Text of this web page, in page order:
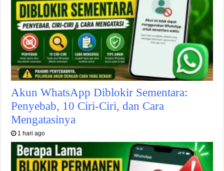
Akun WhatsApp Diblokir Sementara:
Penyebab, 10 Ciri-Ciri, dan Cara
Mengatasinya
1 hari ago